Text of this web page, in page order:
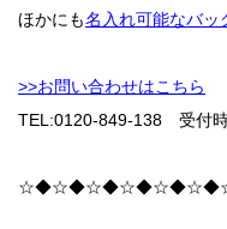
ほかにも名入れ可能なバッ
>>お問い合わせはこちら
TEL:0120-849-138 受付